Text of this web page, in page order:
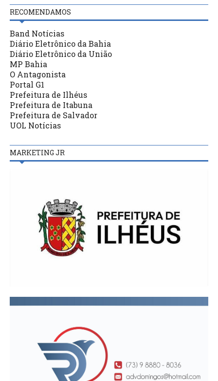
RECOMENDAMOS
Band Notícias
Diário Eletrônico da Bahia
Diário Eletrônico da União
MP Bahia
O Antagonista
Portal G1
Prefeitura de Ilhéus
Prefeitura de Itabuna
Prefeitura de Salvador
UOL Notícias
MARKETING JR